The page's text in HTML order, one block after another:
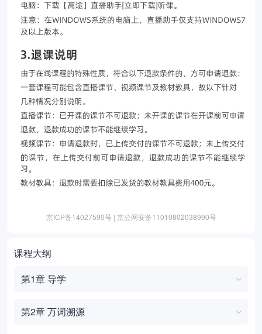
京ICP备14027590号 | 京公网安备11010802038990号
课程大纲
第1章 导学
第2章 万词溯源